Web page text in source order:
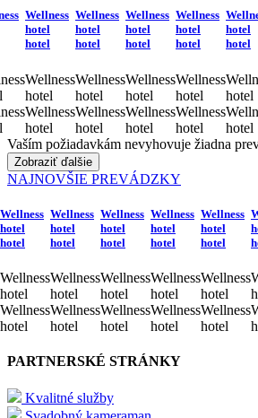
Wellness
hotel
hotel
Wellness
hotel
Wellness
hotel
Wellness
hotel
hotel
Wellness
hotel
Wellness
hotel
Wellness
hotel
hotel
Wellness
hotel
Wellness
hotel
Wellness
hotel
hotel
Wellness
hotel
Wellness
hotel
hotel
hotel
hotel
hotel
Vaším požiadavkám nevyhovuje žiadna
Zobraziť ďalšie
NAJNOVŠIE PREVÁDZKY
Wellness
hotel
hotel
Wellness
hotel
Wellness
hotel
Wellness
hotel
hotel
Wellness
hotel
Wellness
hotel
Wellness
hotel
hotel
Wellness
hotel
Wellness
hotel
Wellness
hotel
hotel
Wellness
hotel
Wellness
hotel
Wellness
hotel
hotel
Wellness
hotel
Wellness
hotel
PARTNERSKÉ STRÁNKY
Kvalitné služby